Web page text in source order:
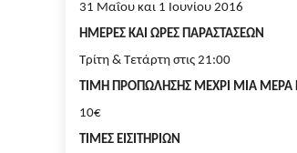
31 Μαΐου και 1 Ιουνίου 2016
ΗΜΕΡΕΣ ΚΑΙ ΩΡΕΣ ΠΑΡΑΣΤΑΣΕΩΝ
Τρίτη & Τετάρτη στις 21:00
ΤΙΜΗ ΠΡΟΠΩΛΗΣΗΣ ΜΕΧΡΙ ΜΙΑ ΜΕΡΑ
10€
ΤΙΜΕΣ ΕΙΣΙΤΗΡΙΩΝ